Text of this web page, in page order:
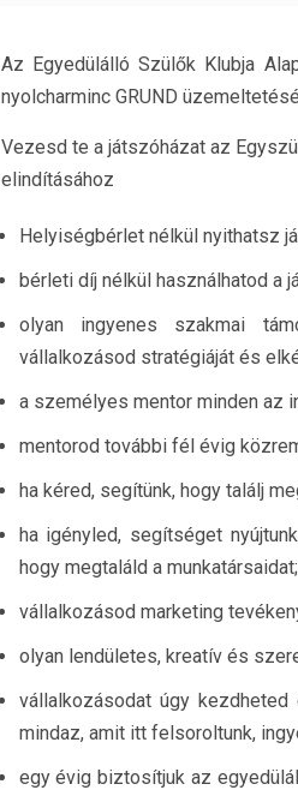
Az Egyedülálló Szülők Klubja
nyolcharminc GRUND
Vezesd te a játszóházat az
elindításához
Helyiségbérlet nélkül nyithatsz
bérleti díj nélkül használhatod a
olyan ingyenes szakmai
vállalkozásod stratégiáját és
a személyes mentor minden az
mentorod további fél évig
ha kéred, segítünk, hogy találj
ha igényled, segítséget
hogy megtaláld a munkatársaidat;
vállalkozásod marketing
olyan lendületes, kreatív és
vállalkozásodat úgy
mindaz, amit itt felsoroltunk,
egy évig biztosítjuk az